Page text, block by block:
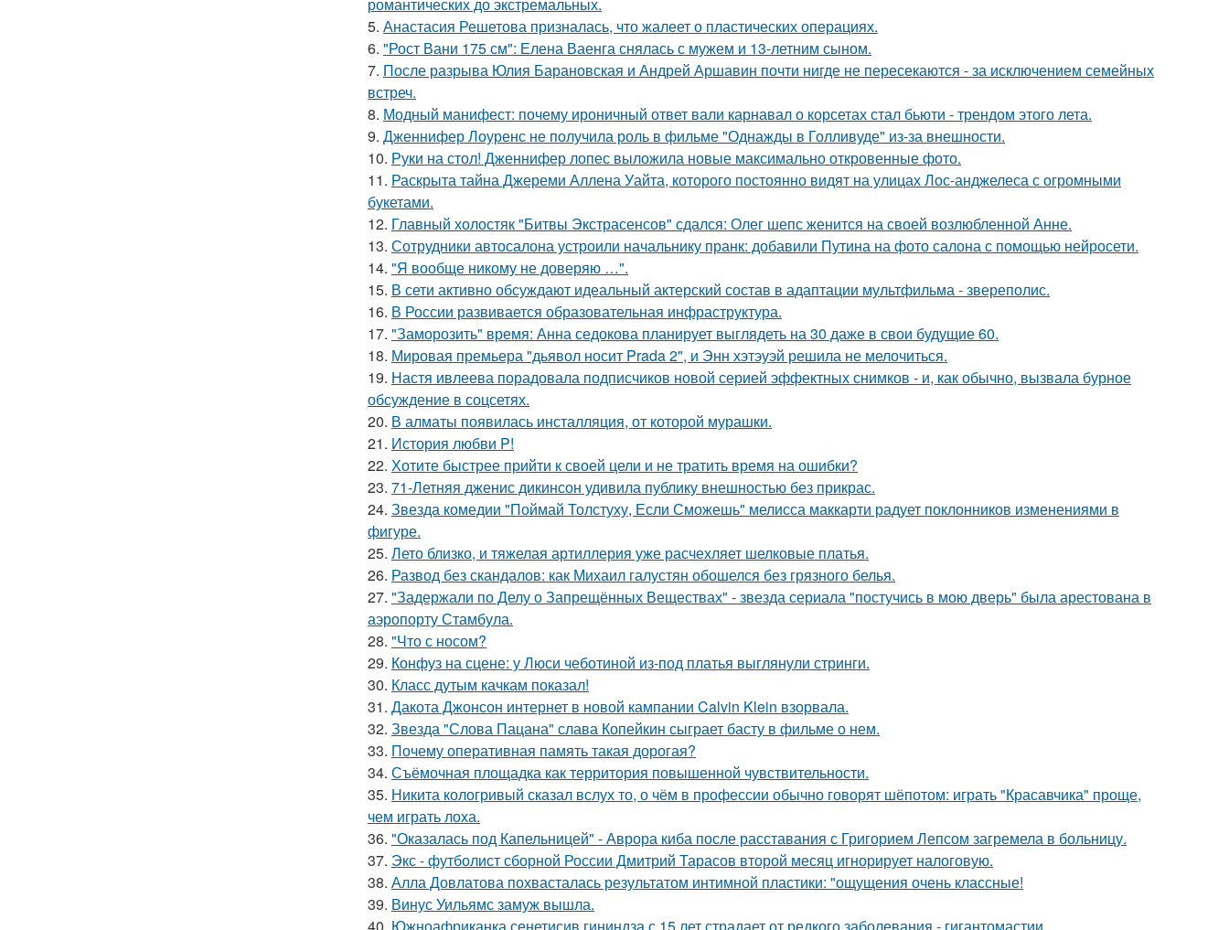
5. Анастасия Решетова призналась, что жалеет о пластических операциях.
6. "Рост Вани 175 см": Елена Ваенга снялась с мужем и 13-летним сыном.
7. После разрыва Юлия Барановская и Андрей Аршавин почти нигде не пересекаются - за исключением семейных
встреч.
8. Модный манифест: почему ироничный ответ вали карнавал о корсетах стал бьюти - трендом этого лета.
9. Дженнифер Лоуренс не получила роль в фильме "Однажды в Голливуде" из-за внешности.
10. Руки на стол! Дженнифер лопес выложила новые максимально откровенные фото.
11. Раскрыта тайна Джереми Аллена Уайта, которого постоянно видят на улицах Лос-анджелеса с огромными
букетами.
12. Главный холостяк "Битвы Экстрасенсов" сдался: Олег шепс женится на своей возлюбленной Анне.
13. Сотрудники автосалона устроили начальнику пранк: добавили Путина на фото салона с помощью нейросети.
14. "Я вообще никому не доверяю …".
15. В сети активно обсуждают идеальный актерский состав в адаптации мультфильма - звереполис.
16. В России развивается образовательная инфраструктура.
17. "Заморозить" время: Анна седокова планирует выглядеть на 30 даже в свои будущие 60.
18. Мировая премьера "дьявол носит Prada 2", и Энн хэтэуэй решила не мелочиться.
19. Настя ивлеева порадовала подписчиков новой серией эффектных снимков - и, как обычно, вызвала бурное
обсуждение в соцсетях.
20. В алматы появилась инсталляция, от которой мурашки.
21. История любви P!
22. Хотите быстрее прийти к своей цели и не тратить время на ошибки?
23. 71-Летняя дженис дикинсон удивила публику внешностью без прикрас.
24. Звезда комедии "Поймай Толстуху, Если Сможешь" мелисса маккарти радует поклонников изменениями в
фигуре.
25. Лето близко, и тяжелая артиллерия уже расчехляет шелковые платья.
26. Развод без скандалов: как Михаил галустян обошелся без грязного белья.
27. "Задержали по Делу о Запрещённых Веществах" - звезда сериала "постучись в мою дверь" была арестована в
аэропорту Стамбула.
28. "Что с носом?
29. Конфуз на сцене: у Люси чеботиной из-под платья выглянули стринги.
30. Класс дутым качкам показал!
31. Дакота Джонсон интернет в новой кампании Calvin Klein взорвала.
32. Звезда "Слова Пацана" слава Копейкин сыграет басту в фильме о нем.
33. Почему оперативная память такая дорогая?
34. Съёмочная площадка как территория повышенной чувствительности.
35. Никита кологривый сказал вслух то, о чём в профессии обычно говорят шёпотом: играть "Красавчика" проще,
чем играть лоха.
36. "Оказалась под Капельницей" - Аврора киба после расставания с Григорием Лепсом загремела в больницу.
37. Экс - футболист сборной России Дмитрий Тарасов второй месяц игнорирует налоговую.
38. Алла Довлатова похвасталась результатом интимной пластики: "ощущения очень классные!
39. Винус Уильямс замуж вышла.